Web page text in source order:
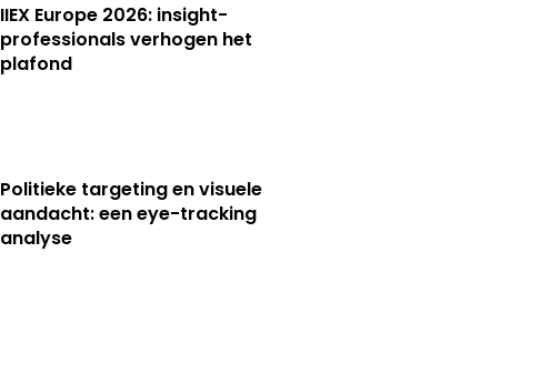
IIEX Europe 2026: insight-
professionals verhogen het
plafond
Politieke targeting en visuele
aandacht: een eye-tracking
analyse